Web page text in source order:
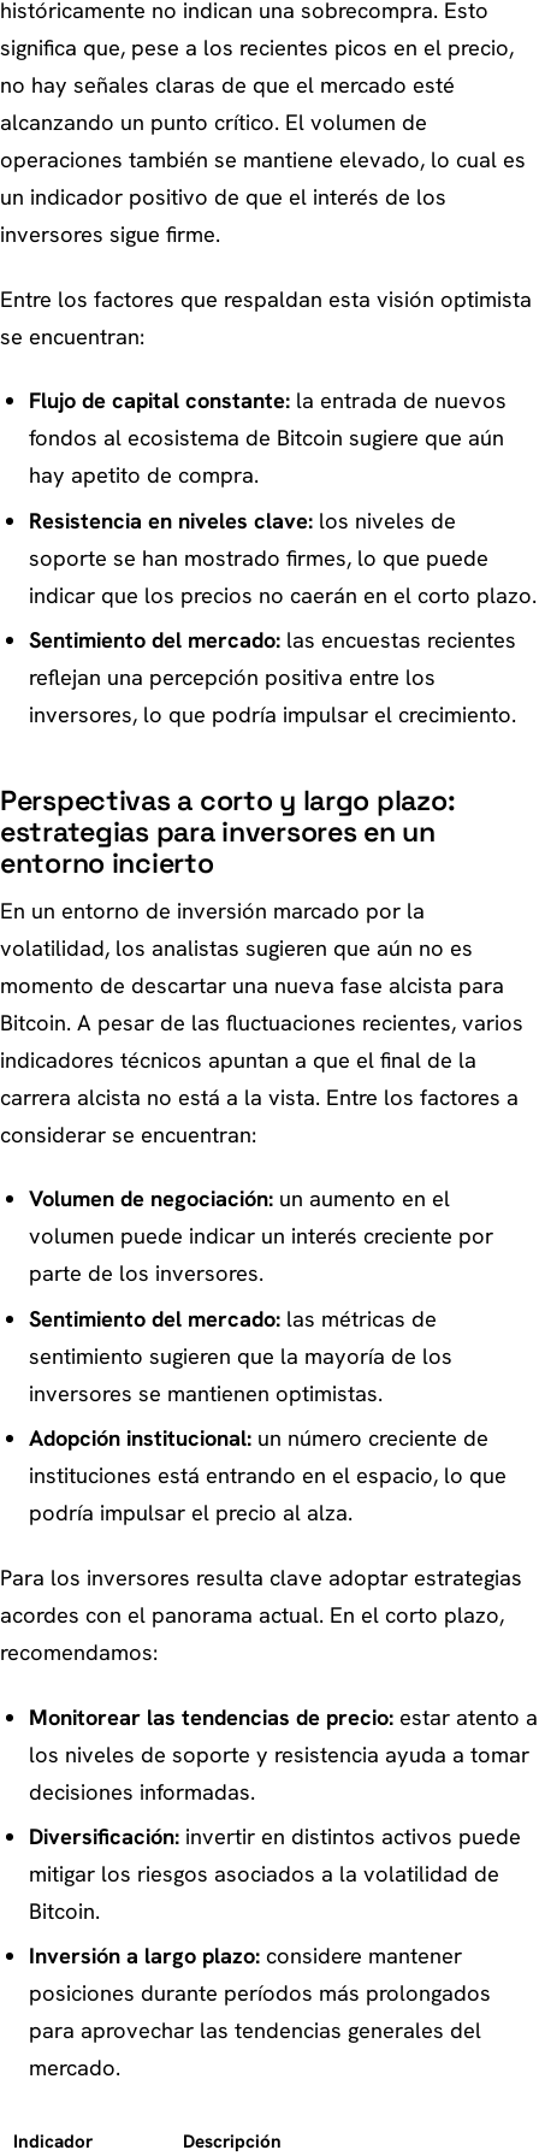
históricamente no indican una sobrecompra. Esto
significa que, pese a los recientes picos en el precio,
no hay señales claras de que el mercado esté
alcanzando un punto crítico. El volumen de
operaciones también se mantiene elevado, lo cual es
un indicador positivo de que el interés de los
inversores sigue firme.
Entre los factores que respaldan esta visión optimista
se encuentran:
Flujo de capital constante:la entrada de nuevos
fondos al ecosistema de Bitcoin sugiere que aún
hay apetito de compra.
Resistencia en niveles clave:los niveles de
soporte se han mostrado firmes, lo que puede
indicar que los precios no caerán en el corto plazo.
Sentimiento del mercado:las encuestas recientes
reflejan una percepción positiva entre los
inversores, lo que podría impulsar el crecimiento.
Perspectivas a corto y largo plazo:
estrategias para inversores en un
entorno incierto
En un entorno de inversión marcado por la
volatilidad, los analistas sugieren que aún no es
momento de descartar una nueva fase alcista para
Bitcoin. A pesar de las fluctuaciones recientes, varios
indicadores técnicos apuntan a que el final de la
carrera alcista no está a la vista. Entre los factores a
considerar se encuentran:
Volumen de negociación:un aumento en el
volumen puede indicar un interés creciente por
parte de los inversores.
Sentimiento del mercado:las métricas de
sentimiento sugieren que la mayoría de los
inversores se mantienen optimistas.
Adopción institucional:un número creciente de
instituciones está entrando en el espacio, lo que
podría impulsar el precio al alza.
Para los inversores resulta clave adoptar estrategias
acordes con el panorama actual. En el corto plazo,
recomendamos:
Monitorear las tendencias de precio:estar atento a
los niveles de soporte y resistencia ayuda a tomar
decisiones informadas.
Diversificación:invertir en distintos activos puede
mitigar los riesgos asociados a la volatilidad de
Bitcoin.
Inversión a largo plazo:considere mantener
posiciones durante períodos más prolongados
para aprovechar las tendencias generales del
mercado.
Indicador Descripción